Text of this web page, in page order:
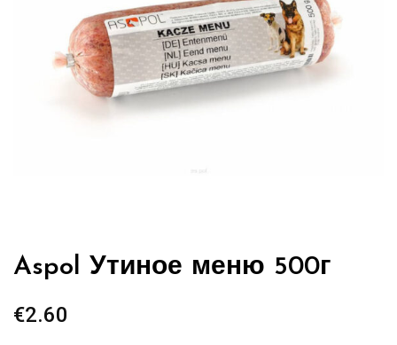
Aspol Утиное меню 500г
€2.60